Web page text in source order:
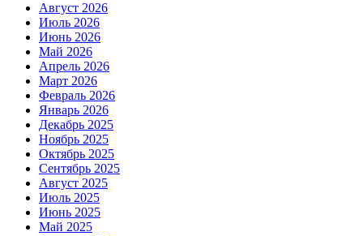
Август 2026
Июль 2026
Июнь 2026
Май 2026
Апрель 2026
Март 2026
Февраль 2026
Январь 2026
Декабрь 2025
Ноябрь 2025
Октябрь 2025
Сентябрь 2025
Август 2025
Июль 2025
Июнь 2025
Май 2025